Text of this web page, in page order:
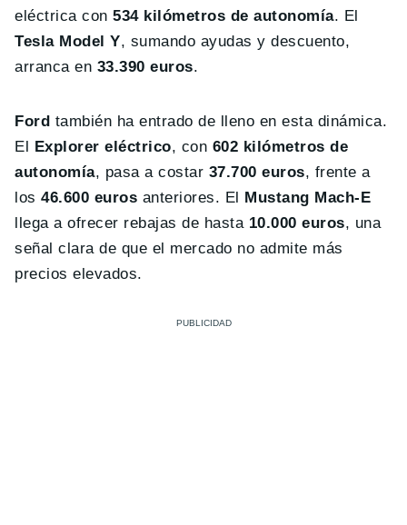
eléctrica con534 kilómetros de autonomía. El
Tesla Model Y, sumando ayudas y descuento,
arranca en 33.390 euros.
Ford también ha entrado de lleno en esta dinámica.
El Explorer eléctrico, con 602 kilómetros de
autonomía, pasa a costar 37.700 euros, frente a
los46.600 euros anteriores. El Mustang Mach-E
llega a ofrecer rebajas de hasta 10.000 euros, una
señal clara de que el mercado no admite más
precios elevados.